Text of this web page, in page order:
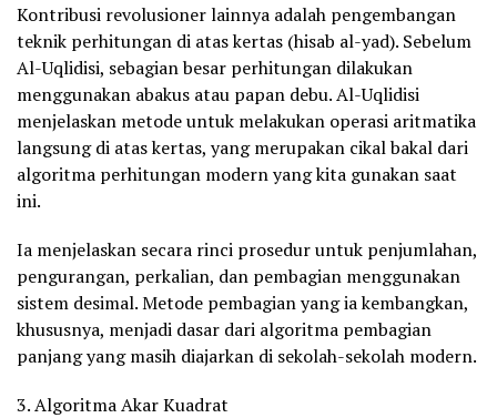
Kontribusi revolusioner lainnya adalah pengembangan
teknik perhitungan di atas kertas (hisab al-yad). Sebelum
Al-Uqlidisi, sebagian besar perhitungan dilakukan
menggunakan abakus atau papan debu. Al-Uqlidisi
menjelaskan metode untuk melakukan operasi aritmatika
langsung di atas kertas, yang merupakan cikal bakal dari
algoritma perhitungan modern yang kita gunakan saat
ini.
Ia menjelaskan secara rinci prosedur untuk penjumlahan,
pengurangan, perkalian, dan pembagian menggunakan
sistem desimal. Metode pembagian yang ia kembangkan,
khususnya, menjadi dasar dari algoritma pembagian
panjang yang masih diajarkan di sekolah-sekolah modern.
3. Algoritma Akar Kuadrat